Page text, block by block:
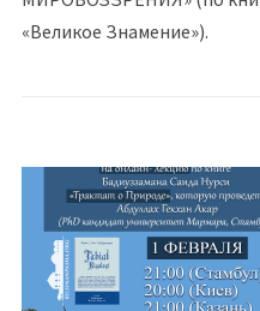
«Великое Знамение»).